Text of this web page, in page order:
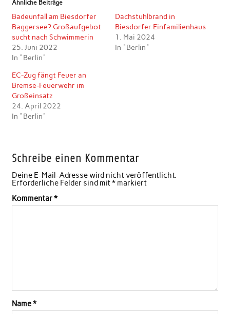
Ähnliche Beiträge
Badeunfall am Biesdorfer
Baggersee? Großaufgebot
sucht nach Schwimmerin
25. Juni 2022
In "Berlin"
Dachstuhlbrand in
Biesdorfer Einfamilienhaus
1. Mai 2024
In "Berlin"
EC-Zug fängt Feuer an
Bremse-Feuerwehr im
Großeinsatz
24. April 2022
In "Berlin"
Schreibe einen Kommentar
Deine E-Mail-Adresse wird nicht veröffentlicht.
Erforderliche Felder sind mit*markiert
Kommentar*
Name*